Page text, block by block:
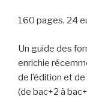
160 pages, 24
Un guide des
enrichie
de l’édition et
(de bac+2 à